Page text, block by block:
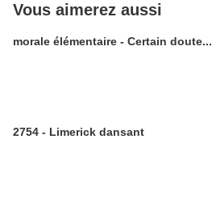
Vous aimerez aussi
morale élémentaire - Certain doute...
2754 - Limerick dansant